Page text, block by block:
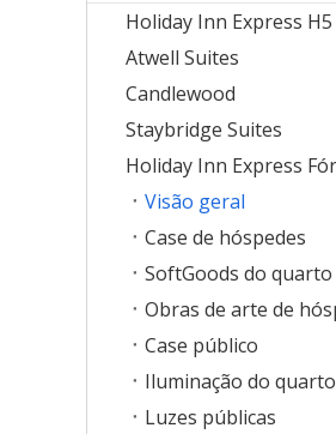
Holiday Inn Express H5
Atwell Suites
Candlewood
Staybridge Suites
Visão geral
Case de hóspedes
Case público
Iluminação do quarto
Luzes públicas